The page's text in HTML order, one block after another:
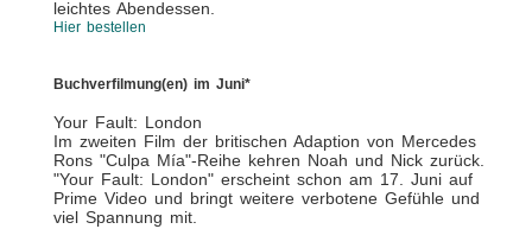
leichtes Abendessen.
Hier bestellen
Buchverfilmung(en) im Juni*
Your Fault: London
Im zweiten Film der britischen Adaption von Mercedes
Rons "Culpa Mía"-Reihe kehren Noah und Nick zurück.
"Your Fault: London" erscheint schon am 17. Juni auf
Prime Video und bringt weitere verbotene Gefühle und
viel Spannung mit.